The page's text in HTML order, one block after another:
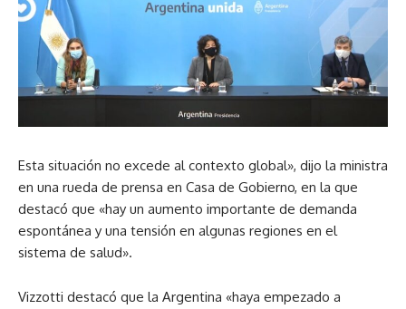
Esta situación no excede al contexto global», dijo la ministra
en una rueda de prensa en Casa de Gobierno, en la que
destacó que «hay un aumento importante de demanda
espontánea y una tensión en algunas regiones en el
sistema de salud».
Vizzotti destacó que la Argentina «haya empezado a